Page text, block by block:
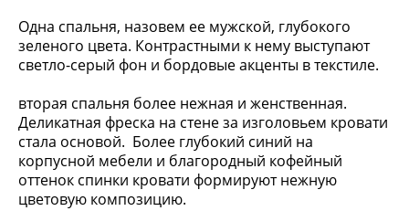
Одна спальня, назовем ее мужской, глубокого
зеленого цвета. Контрастными к нему выступают
светло-серый фон и бордовые акценты в текстиле.
вторая спальня более нежная и женственная.
Деликатная фреска на стене за изголовьем кровати
стала основой. Более глубокий синий на
корпусной мебели и благородный кофейный
оттенок спинки кровати формируют нежную
цветовую композицию.